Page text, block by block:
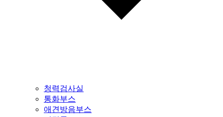
청력검사실
통화부스
애견방음부스